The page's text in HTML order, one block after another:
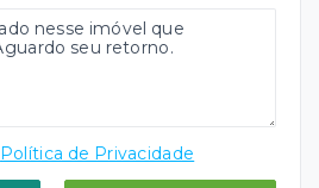
Política de Privacidade